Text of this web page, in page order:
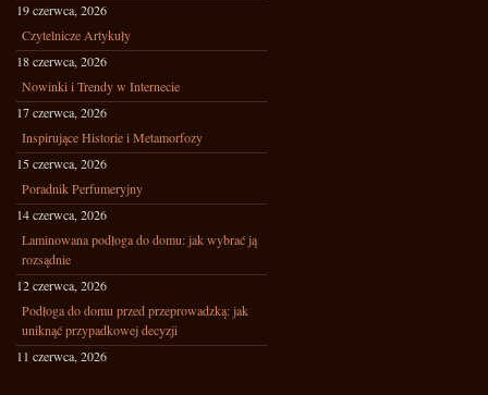
19 czerwca, 2026
Czytelnicze Artykuły
18 czerwca, 2026
Nowinki i Trendy w Internecie
17 czerwca, 2026
Inspirujące Historie i Metamorfozy
15 czerwca, 2026
Poradnik Perfumeryjny
14 czerwca, 2026
Laminowana podłoga do domu: jak wybrać ją
rozsądnie
12 czerwca, 2026
Podłoga do domu przed przeprowadzką: jak
uniknąć przypadkowej decyzji
11 czerwca, 2026